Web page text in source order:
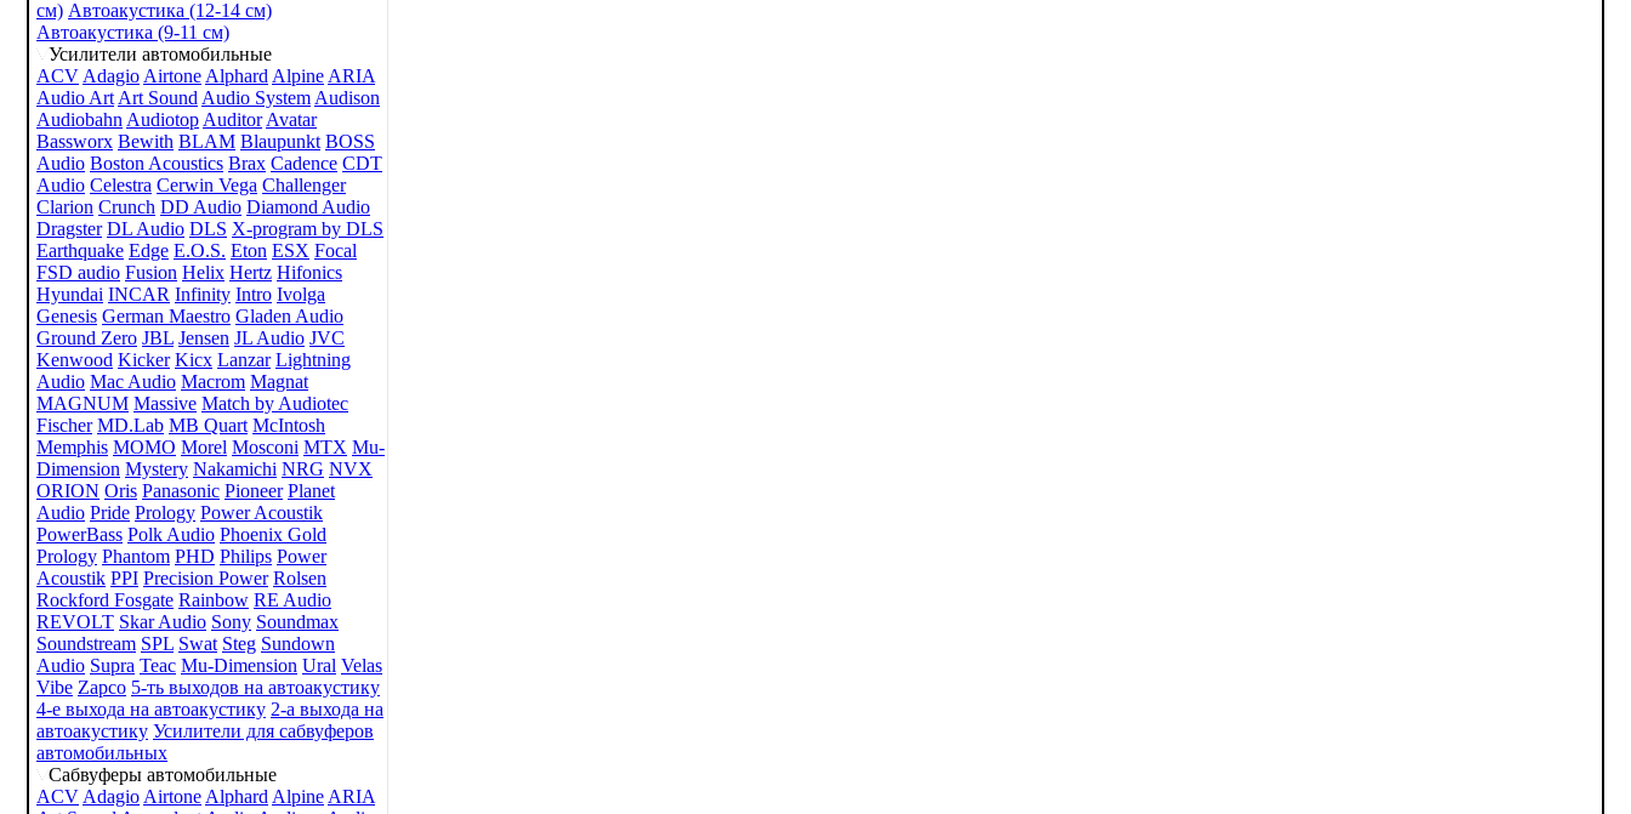
см) Автоакустика (12-14 см)
Автоакустика (9-11 см)
Усилители автомобильные
ACV Adagio Airtone Alphard Alpine ARIA
Audio Art Art Sound Audio System Audison
Audiobahn Audiotop Auditor Avatar
Bassworx Bewith BLAM Blaupunkt BOSS
Audio Boston Acoustics Brax Cadence CDT
Audio Celestra Cerwin Vega Challenger
Clarion Crunch DD Audio Diamond Audio
Dragster DL Audio DLS X-program by DLS
Earthquake Edge E.O.S. Eton ESX Focal
FSD audio Fusion Helix Hertz Hifonics
Hyundai INCAR Infinity Intro Ivolga
Genesis German Maestro Gladen Audio
Ground Zero JBL Jensen JL Audio JVC
Kenwood Kicker Kicx Lanzar Lightning
Audio Mac Audio Macrom Magnat
MAGNUM Massive Match by Audiotec
Fischer MD.Lab MB Quart McIntosh
Memphis MOMO Morel Mosconi MTX Mu-
Dimension Mystery Nakamichi NRG NVX
ORION Oris Panasonic Pioneer Planet
Audio Pride Prology Power Acoustik
PowerBass Polk Audio Phoenix Gold
Prology Phantom PHD Philips Power
Acoustik PPI Precision Power Rolsen
Rockford Fosgate Rainbow RE Audio
REVOLT Skar Audio Sony Soundmax
Soundstream SPL Swat Steg Sundown
Audio Supra Teac Mu-Dimension Ural Velas
Vibe Zapco 5-ть выходов на автоакустику
4-е выхода на автоакустику 2-а выхода на
автоакустику Усилители для сабвуферов
автомобильных
Сабвуферы автомобильные
ACV Adagio Airtone Alphard Alpine ARIA